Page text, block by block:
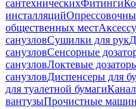
сантехническихФитинги
инсталляций
общественных мест
санузловСушилки для рук
санузловСенсорные
санузловЛоктевые
санузловДиспенсеры для
для туалетной бумаги
вантузыПрочистные